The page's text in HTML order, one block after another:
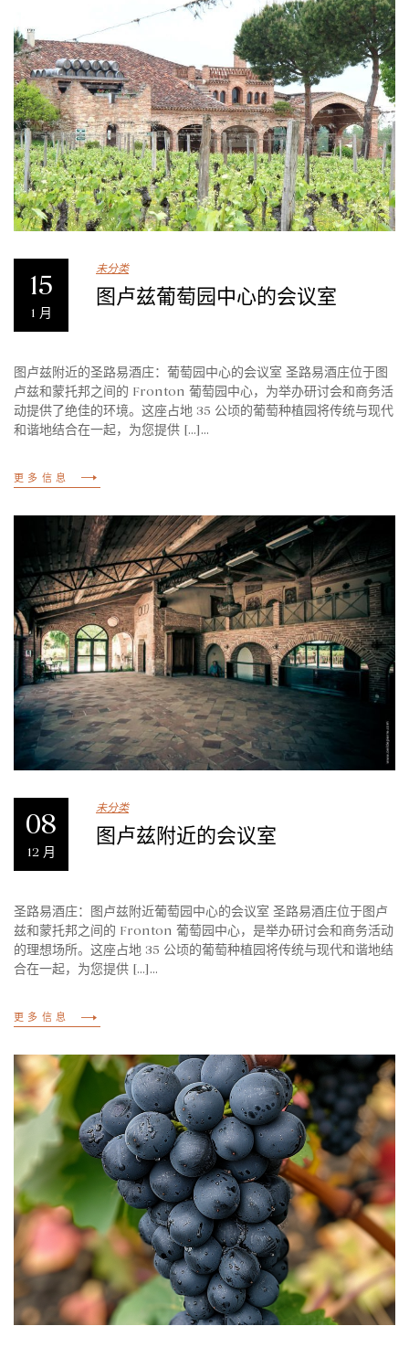
15
1 月
未分类
图卢兹葡萄园中心的会议室
图卢兹附近的圣路易酒庄：葡萄园中心的会议室 圣路易酒庄位于图
卢兹和蒙托邦之间的 Fronton 葡萄园中心，为举办研讨会和商务活
动提供了绝佳的环境。这座占地 35 公顷的葡萄种植园将传统与现代
和谐地结合在一起，为您提供 [...]...
更多信息
08
12 月
未分类
图卢兹附近的会议室
圣路易酒庄：图卢兹附近葡萄园中心的会议室 圣路易酒庄位于图卢
兹和蒙托邦之间的 Fronton 葡萄园中心，是举办研讨会和商务活动
的理想场所。这座占地 35 公顷的葡萄种植园将传统与现代和谐地结
合在一起，为您提供 [...]...
更多信息